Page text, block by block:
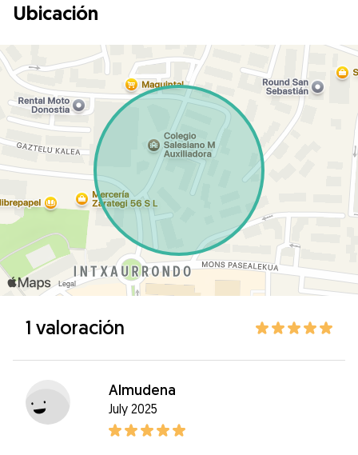
Ubicación
1 valoración
Almudena
July 2025